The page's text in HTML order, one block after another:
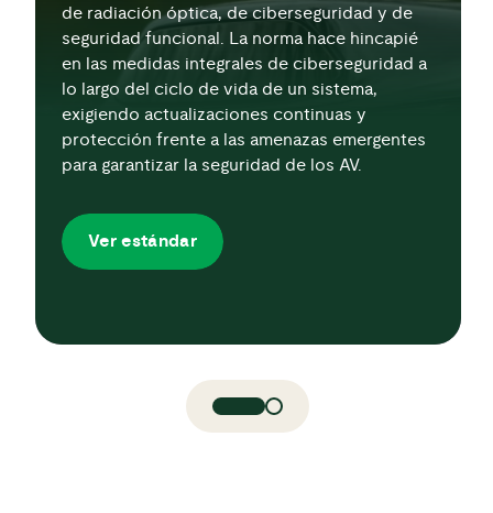
de radiación óptica, de ciberseguridad y de
seguridad funcional. La norma hace hincapié
en las medidas integrales de ciberseguridad a
lo largo del ciclo de vida de un sistema,
exigiendo actualizaciones continuas y
protección frente a las amenazas emergentes
para garantizar la seguridad de los AV.
Ver estándar